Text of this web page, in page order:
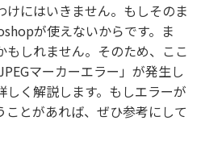
けにはいきません。もしそのま
が使えないからです。ま
もしれません。そのため、ここ
マーカーエラー」が発生し
しく解説します。もしエラーが
とがあれば、ぜひ参考にして